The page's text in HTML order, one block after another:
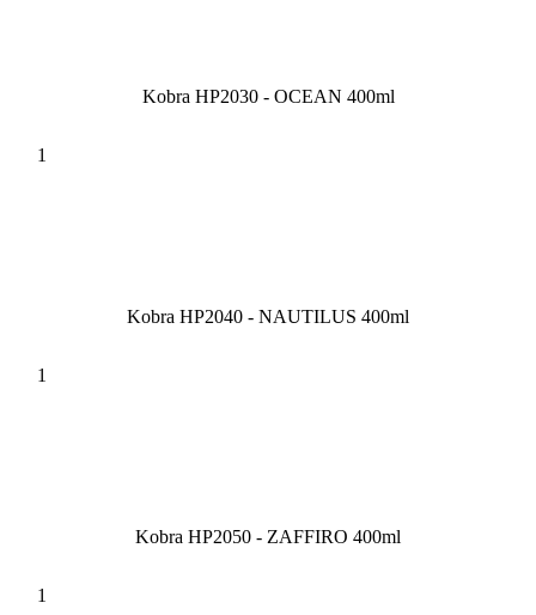
Kobra HP2030 - OCEAN 400ml
Kobra HP2040 - NAUTILUS 400ml
Kobra HP2050 - ZAFFIRO 400ml